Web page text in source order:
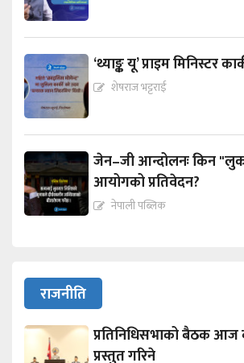
‘थ्याङ्क यू’ प्राइम मिनिस्टर
शेषराज भट्टराई
जेन–जी आन्दोलनः किन
आयोगको प्रतिवेदन?
नेपाली पब्लिक
राजनीति
प्रतिनिधिसभाको बैठक आज
प्रस्तुत गरिने